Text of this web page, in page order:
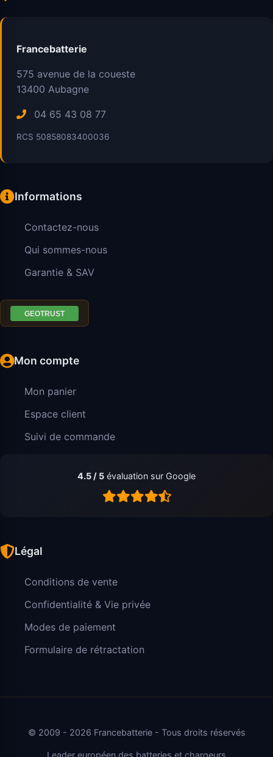
Francebatterie
575 avenue de la coueste
13400 Aubagne
04 65 43 08 77
RCS 50858083400036
Informations
Contactez-nous
Qui sommes-nous
Garantie & SAV
Mon compte
Mon panier
Espace client
Suivi de commande
4.5 / 5 évaluation sur Google
Légal
Conditions de vente
Confidentialité & Vie privée
Modes de paiement
Formulaire de rétractation
© 2009 - 2026 Francebatterie - Tous droits réservés